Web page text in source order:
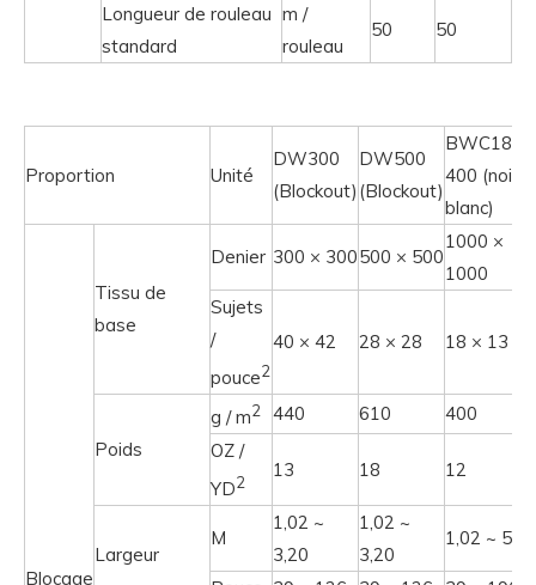
Longueur de rouleau
standard
m /
rouleau
50 50
Proportion Unité
DW300
(Blockout)
DW500
(Blockout)
400 (noir /
blanc)
Blocage
Tissu de
base
Denier 300 × 300500 × 500
1000 ×
1000
Sujets
/
pouce2
40 × 42 28 × 28 18 × 13
Poids
g / m2 440 610
400
OZ /
YD2
13 18 12
Largeur
M
1,02 ~
3,20
1,02 ~
3,20
1,02 ~ 5,00